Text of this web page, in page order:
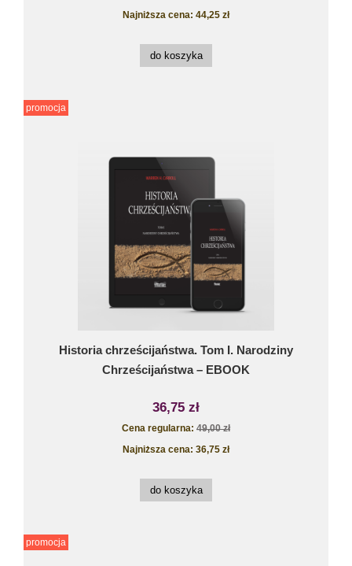
Najniższa cena: 44,25 zł
do koszyka
Historia chrześcijaństwa. Tom I. Narodziny
Chrześcijaństwa – EBOOK
36,75 zł
Cena regularna: 49,00 zł
Najniższa cena: 36,75 zł
do koszyka
promocja
promocja